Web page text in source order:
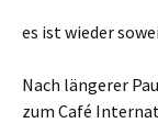
es ist wieder
Nach längerer
zum Café